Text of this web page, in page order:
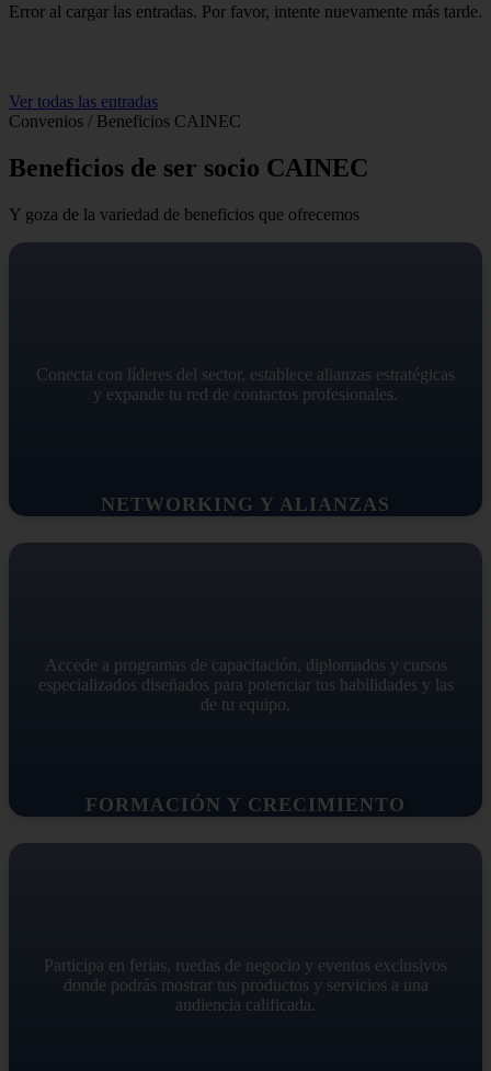
Error al cargar las entradas. Por favor, intente nuevamente más tarde.
Ver todas las entradas
Convenios / Beneficios CAINEC
Beneficios de ser socio CAINEC
Y goza de la variedad de beneficios que ofrecemos
NETWORKING Y ALIANZAS
Conecta con líderes del sector, establece alianzas estratégicas
y expande tu red de contactos profesionales.
FORMACIÓN Y CRECIMIENTO
Accede a programas de capacitación, diplomados y cursos
especializados diseñados para potenciar tus habilidades y las
de tu equipo.
Participa en ferias, ruedas de negocio y eventos exclusivos
donde podrás mostrar tus productos y servicios a una
audiencia calificada.